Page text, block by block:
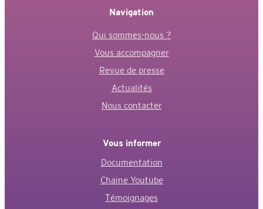
Navigation
Qui sommes-nous ?
Vous accompagner
Revue de presse
Actualités
Nous contacter
Vous informer
Documentation
Chaine Youtube
Témoignages